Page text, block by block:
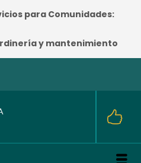
para Comunidades:
y mantenimiento